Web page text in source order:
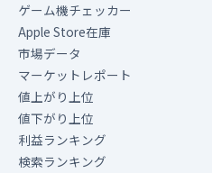
ゲーム機チェッカー
Apple Store在庫
市場データ
マーケットレポート
値上がり上位
値下がり上位
利益ランキング
検索ランキング